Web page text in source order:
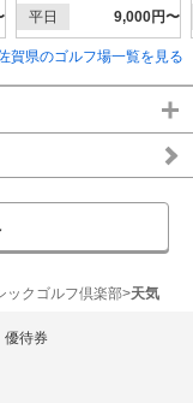
平日
9,000円〜
賀県のゴルフ場一覧を見る
ックゴルフ倶楽部 天気
優待券